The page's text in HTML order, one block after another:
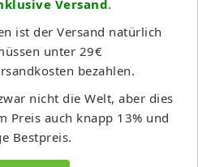
Versand.
ist der Versand natürlich
unter 29€
bezahlen.
nicht die Welt, aber dies
Preis auch knapp 13% und
Bestpreis.